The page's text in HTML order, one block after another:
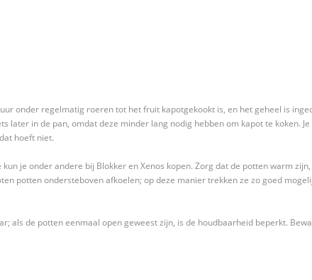
onder regelmatig roeren tot het fruit kapotgekookt is, en het geheel is
later in de pan, omdat deze minder lang nodig hebben om kapot te koken.
hoeft niet.
je onder andere bij Blokker en Xenos kopen. Zorg dat de potten warm
potten ondersteboven afkoelen; op deze manier trekken ze zo goed
als de potten eenmaal open geweest zijn, is de houdbaarheid beperkt.